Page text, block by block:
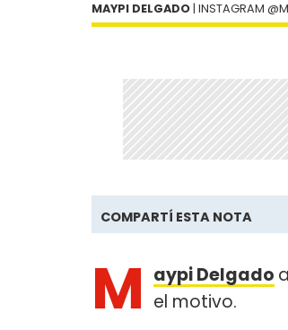
MAYPI DELGADO | INSTAGRAM
COMPARTÍ ESTA NOTA
M aypi Delgado
el motivo.